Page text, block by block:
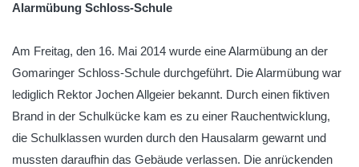
Alarmübung Schloss-Schule
Am Freitag, den 16. Mai 2014 wurde eine Alarmübung an der
Gomaringer Schloss-Schule durchgeführt. Die Alarmübung war
lediglich Rektor Jochen Allgeier bekannt. Durch einen fiktiven
Brand in der Schulkücke kam es zu einer Rauchentwicklung,
die Schulklassen wurden durch den Hausalarm gewarnt und
mussten daraufhin das Gebäude verlassen. Die anrückenden